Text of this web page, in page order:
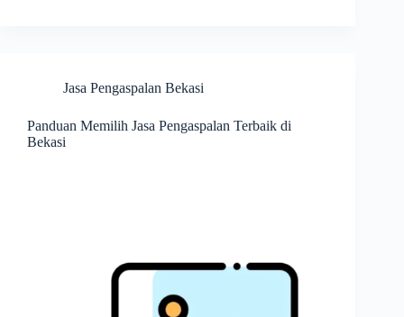
Jasa Pengaspalan Bekasi
Panduan Memilih Jasa Pengaspalan Terbaik di
Bekasi